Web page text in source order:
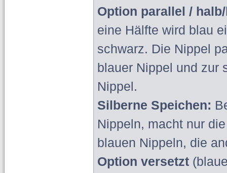
Option parallel /
eine Hälfte wird blau
schwarz. Die Nippel
blauer Nippel und zur
Nippel.
Silberne Speichen:
Nippeln, macht nur
blauen Nippeln, die
Option versetzt